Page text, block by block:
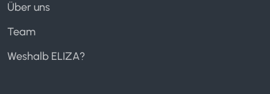
Über uns
Team
Weshalb ELIZA?